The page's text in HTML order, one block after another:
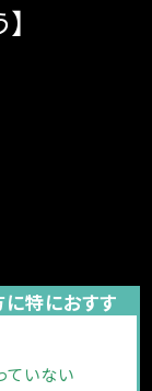
特におすす
ていない